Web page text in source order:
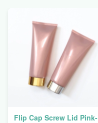
Flip Cap Screw Lid Pink-